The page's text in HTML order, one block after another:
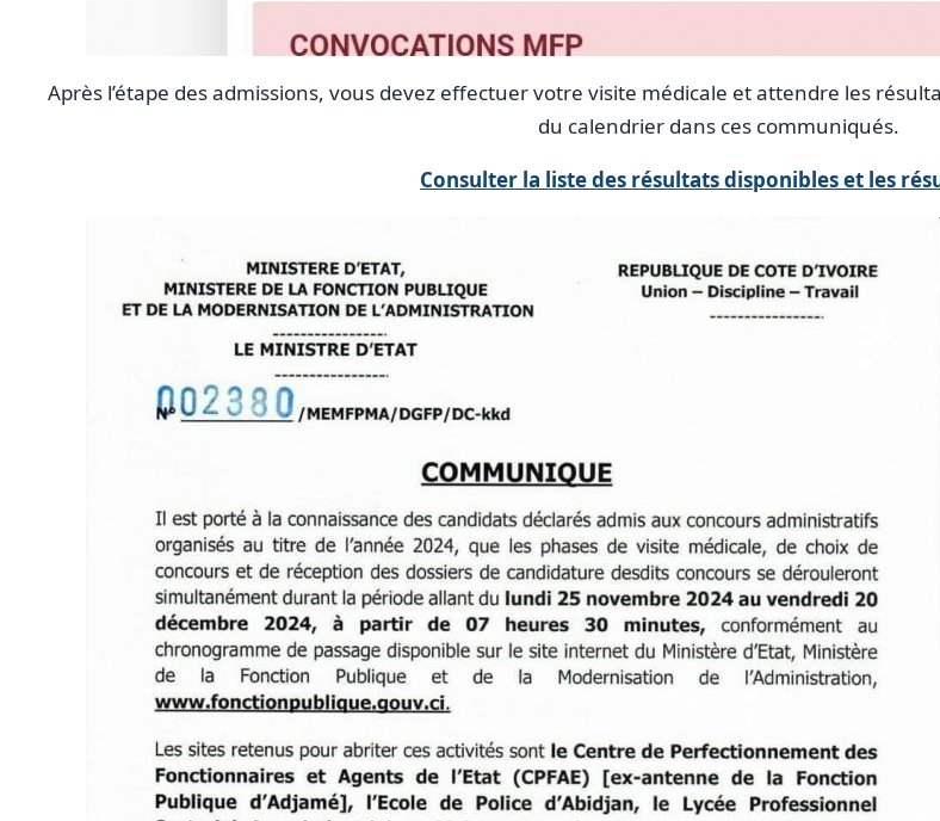
Après l’étape des admissions, vous devez effectuer votre visite médicale et attendre les
du calendrier dans ces communiqués.
Consulter la liste des résultats disponibles et les